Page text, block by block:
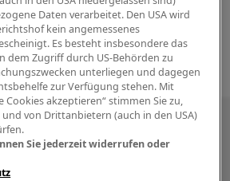
uns auch in den sozialen
Medien
Daten verarbeitet. Den USA wird
kein angemessenes
Es besteht insbesondere das
dem Zugriff durch US-Behörden zu
unterliegen und dagegen
zur Verfügung stehen. Mit
Cookies akzeptieren“ stimmen Sie zu,
und von Drittanbietern (auch in den USA)
Sie jederzeit widerrufen oder